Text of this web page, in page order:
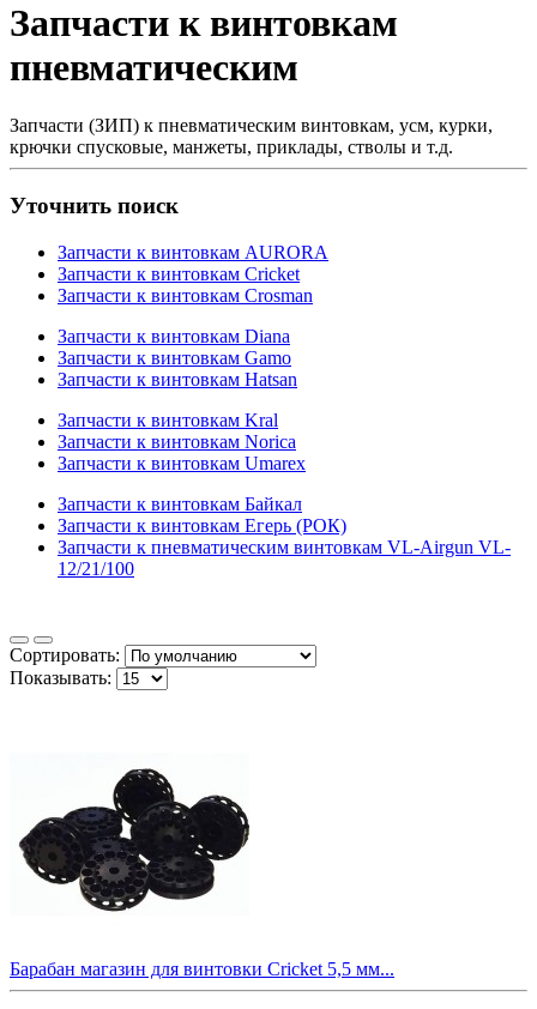
Запчасти к винтовкам
пневматическим
Запчасти (ЗИП) к пневматическим винтовкам, усм, курки,
крючки спусковые, манжеты, приклады, стволы и т.д.
Уточнить поиск
Запчасти к винтовкам AURORA
Запчасти к винтовкам Cricket
Запчасти к винтовкам Crosman
Запчасти к винтовкам Diana
Запчасти к винтовкам Gamo
Запчасти к винтовкам Hatsan
Запчасти к винтовкам Kral
Запчасти к винтовкам Norica
Запчасти к винтовкам Umarex
Запчасти к винтовкам Байкал
Запчасти к винтовкам Егерь (РОК)
Запчасти к пневматическим винтовкам VL-Airgun VL-
12/21/100
Сортировать:
Показывать:
Барабан магазин для винтовки Cricket 5,5 мм...